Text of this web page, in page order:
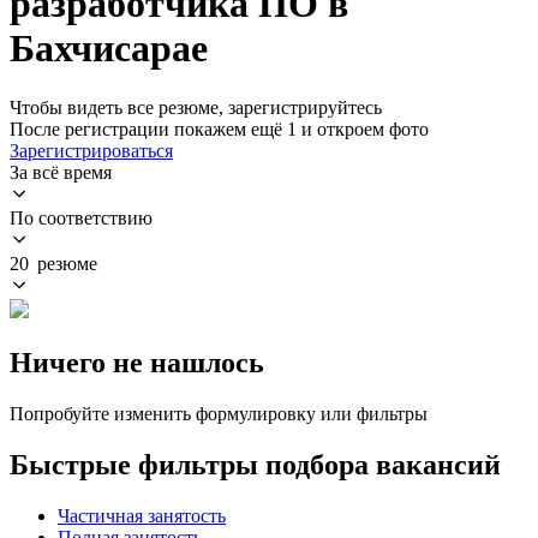
Бахчисарае
Чтобы видеть все резюме, зарегистрируйтесь
После регистрации покажем ещё 1 и откроем фото
Зарегистрироваться
За всё время
По соответствию
20 резюме
Ничего не нашлось
Попробуйте изменить формулировку или фильтры
Быстрые фильтры подбора вакансий
Частичная занятость